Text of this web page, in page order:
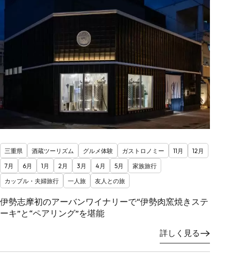
三重県 酒蔵ツーリズム グルメ体験 ガストロノミー 11月
12月
7月
6月 1月 2月 3月 4月 5月
家族旅行
カップル・夫婦旅行
一人旅 友人との旅
伊勢志摩初のアーバンワイナリーで“伊勢肉窯焼きステ
ーキ”と“ペアリング”を堪能
詳しく見る